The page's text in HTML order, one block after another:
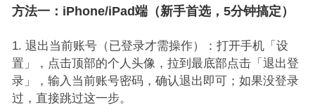
方法一：iPhone/iPad端（新手首选，5分钟搞定）
退出当前账号（已登录才需操作）：打开手机「设
置」，点击顶部的个人头像，拉到最底部点击「退出登
录」，输入当前账号密码，确认退出即可；如果没登录
过，直接跳过这一步。